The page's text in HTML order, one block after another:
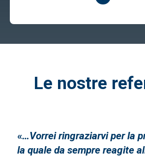
Le nostre
«…Vorrei ringraziarvi per la
la quale da sempre reagite